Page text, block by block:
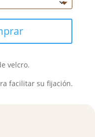
velcro.
facilitar su fijación.